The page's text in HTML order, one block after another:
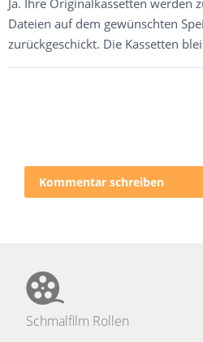
Ja. Ihre Originalkassetten werden
Dateien auf dem gewünschten
zurückgeschickt. Die Kassetten
Kommentar schreiben
Schmalfilm Rollen